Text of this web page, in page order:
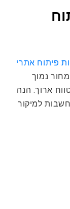
פיתוח אתרי
נמוך
ארוך. הנה
למיקור